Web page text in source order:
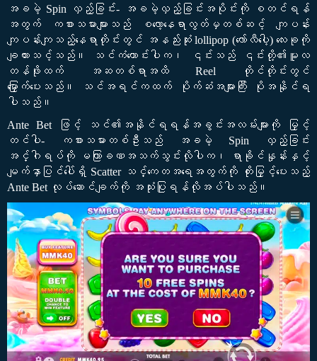
အခမဲ့ Spin လှည့်ခြင်း- အခမဲ့လှည့်ခြင်းအပိုင်းကို စတင်ရန်
အတွက် ကစားသမားများသည် စလော့နေရာလွတ်မှတစ်ဆင့် ကျပန်း
ကျပန်းကျသည့်နေရာတိုင်းတွင် အနည်းဆုံး lollipop (လော်လီပေါ့) လေးခုကို
ချထားသင့်သည်။ သင်ကံကောင်းပါက၊ ၎င်းသည် ၎င်းတို့၏မူလ
တန်ဖိုးထက် အဆတစ်ရာအထိ Reel တိုင်တိုင်းတွင်
မြှောက်ပေးသည်။ သင်အရင်ကထက် ပိုက်ဆံအများကြီး ပိုအနိုင်ရ
ပါသည်။
Ante Bet ဖြင့် သင်၏အနိုင်ရရန်အခွင်းအလမ်းများကို မြှင့်
တင်ပါ- ကစားသမားတစ်ဦးသည် အခမဲ့ Spin လှည့်ခြင်း
အင်္ဂါရပ်ကို မကြာခဏအသက်သွင်းလိုပါက၊ ရာခိုင်နှုန်းနှင့်
မျက်နှာပြင်ပေါ်ရှိ Scatter သင်္ကေတအရေအတွက်ကို တိုးမြှင့်ပေးသည့်
Ante Bet လုပ်ဆောင်ချက်ကို အသုံးပြုရန်လိုအပ်ပါသည်။